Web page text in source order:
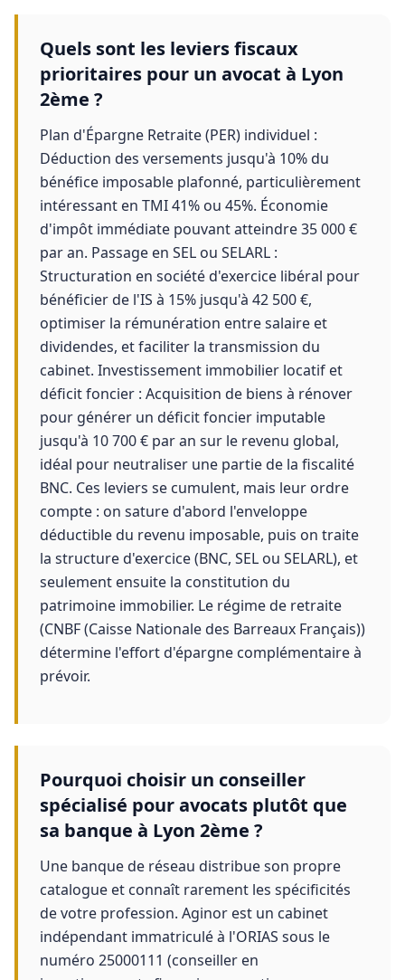
Quels sont les leviers fiscaux
prioritaires pour un avocat à Lyon
2ème ?
Plan d'Épargne Retraite (PER) individuel :
Déduction des versements jusqu'à 10% du
bénéfice imposable plafonné, particulièrement
intéressant en TMI 41% ou 45%. Économie
d'impôt immédiate pouvant atteindre 35 000 €
par an. Passage en SEL ou SELARL :
Structuration en société d'exercice libéral pour
bénéficier de l'IS à 15% jusqu'à 42 500 €,
optimiser la rémunération entre salaire et
dividendes, et faciliter la transmission du
cabinet. Investissement immobilier locatif et
déficit foncier : Acquisition de biens à rénover
pour générer un déficit foncier imputable
jusqu'à 10 700 € par an sur le revenu global,
idéal pour neutraliser une partie de la fiscalité
BNC. Ces leviers se cumulent, mais leur ordre
compte : on sature d'abord l'enveloppe
déductible du revenu imposable, puis on traite
la structure d'exercice (BNC, SEL ou SELARL), et
seulement ensuite la constitution du
patrimoine immobilier. Le régime de retraite
(CNBF (Caisse Nationale des Barreaux Français))
détermine l'effort d'épargne complémentaire à
prévoir.
Pourquoi choisir un conseiller
spécialisé pour avocats plutôt que
sa banque à Lyon 2ème ?
Une banque de réseau distribue son propre
catalogue et connaît rarement les spécificités
de votre profession. Aginor est un cabinet
indépendant immatriculé à l'ORIAS sous le
numéro 25000111 (conseiller en